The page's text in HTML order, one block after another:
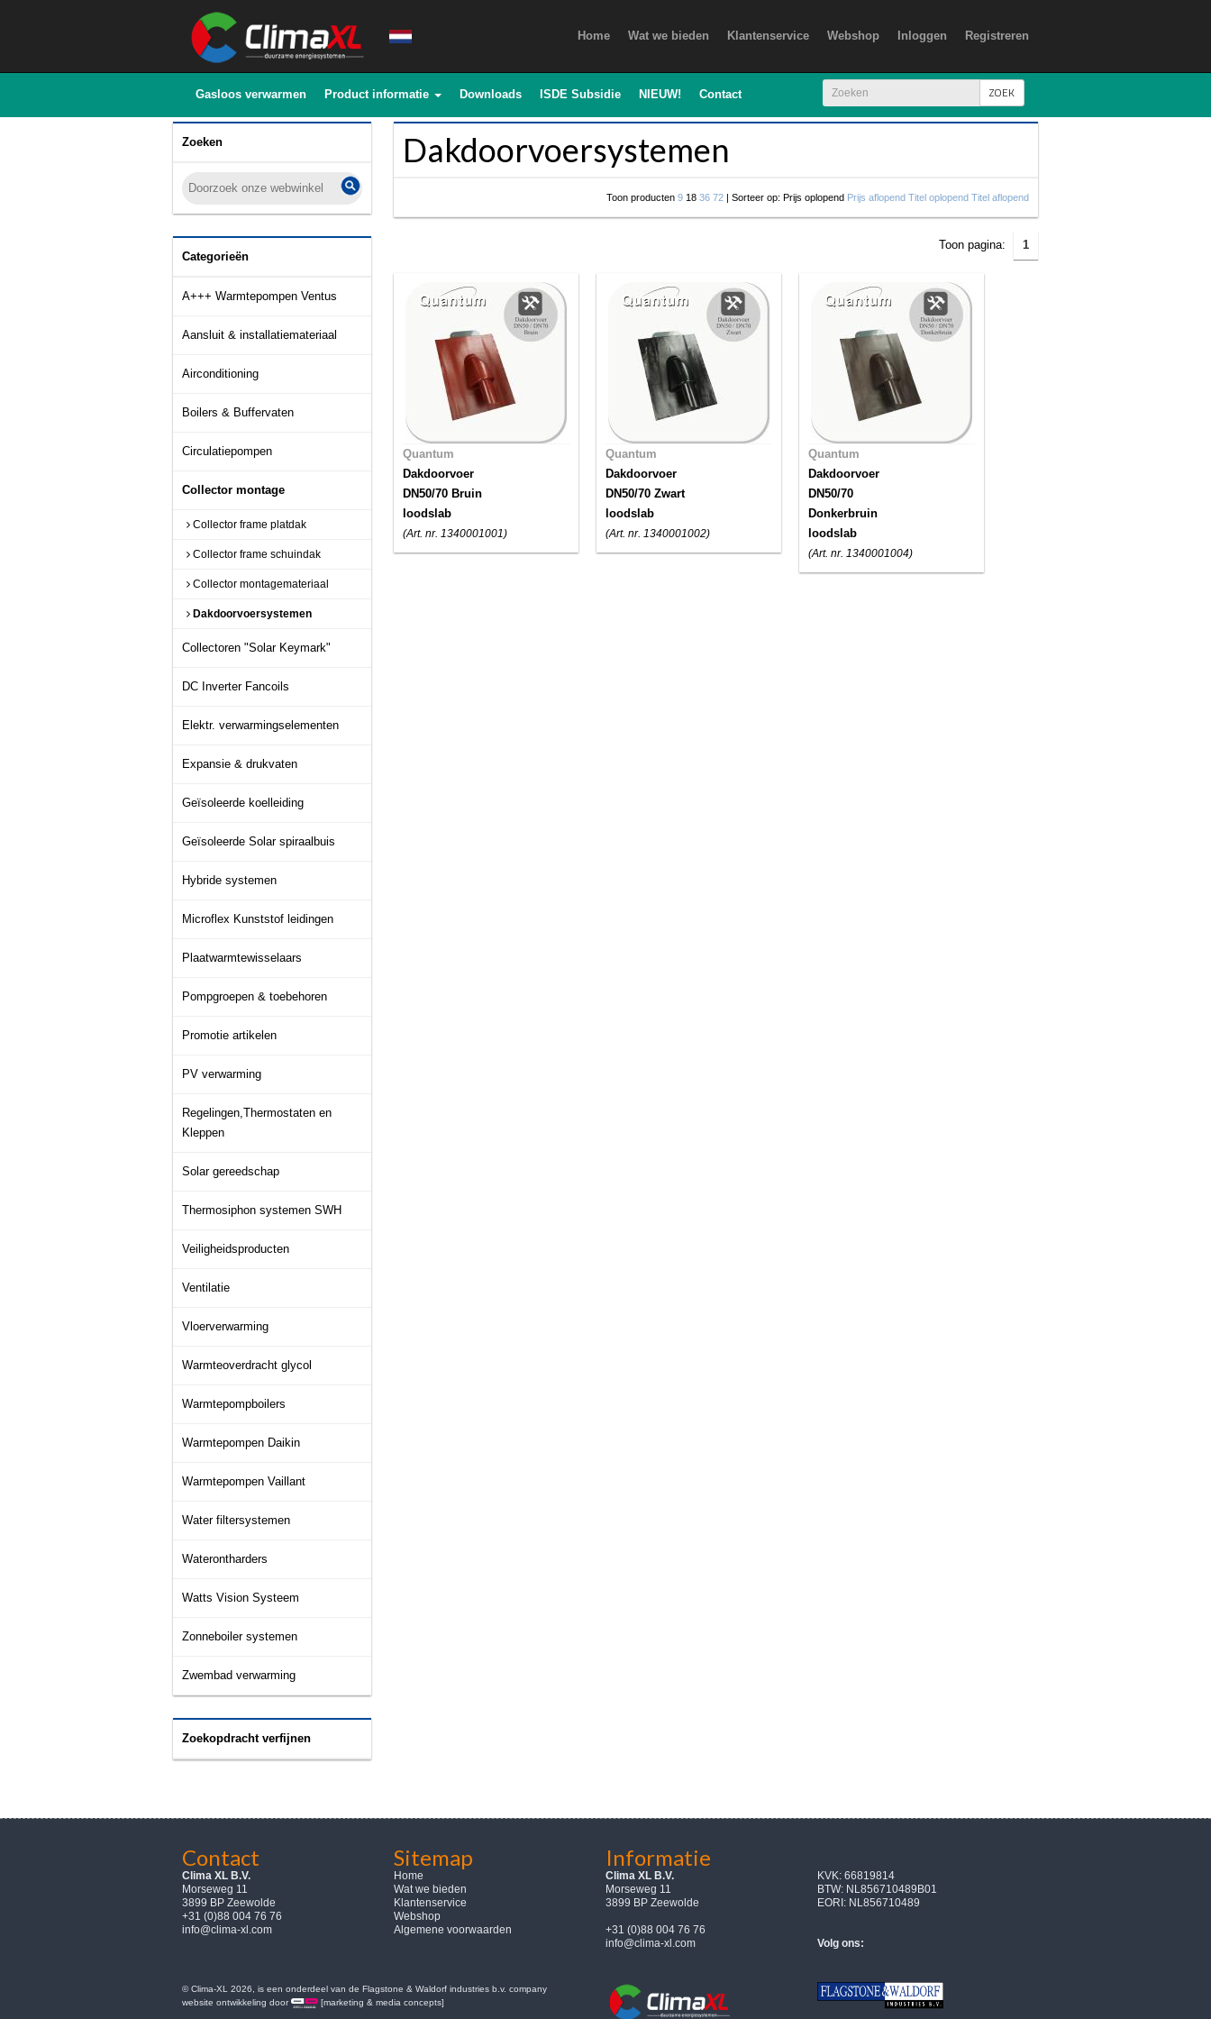
Home Wat we bieden Klantenservice Webshop Inloggen Registreren
Gasloos verwarmen Product informatie Downloads ISDE Subsidie NIEUW! Contact ZOEK
Zoeken
Categorieën
A+++ Warmtepompen Ventus
Aansluit & installatiemateriaal
Airconditioning
Boilers & Buffervaten
Circulatiepompen
Collector montage
Collector frame platdak
Collector frame schuindak
Collector montagemateriaal
Dakdoorvoersystemen
Collectoren "Solar Keymark"
DC Inverter Fancoils
Elektr. verwarmingselementen
Expansie & drukvaten
Geïsoleerde koelleiding
Geïsoleerde Solar spiraalbuis
Hybride systemen
Microflex Kunststof leidingen
Plaatwarmtewisselaars
Pompgroepen & toebehoren
Promotie artikelen
PV verwarming
Regelingen,Thermostaten en
Kleppen
Solar gereedschap
Thermosiphon systemen SWH
Veiligheidsproducten
Ventilatie
Vloerverwarming
Warmteoverdracht glycol
Warmtepompboilers
Warmtepompen Daikin
Warmtepompen Vaillant
Water filtersystemen
Waterontharders
Watts Vision Systeem
Zonneboiler systemen
Zwembad verwarming
Zoekopdracht verfijnen
Dakdoorvoersystemen
Toon producten 9 18 36 72 | Sorteer op: Prijs oplopend Prijs aflopend Titel oplopend Titel aflopend
Toon pagina: 1
Quantum
Dakdoorvoer
DN50/70 Bruin
loodslab
(Art. nr. 1340001001)
Quantum
Dakdoorvoer
DN50/70 Zwart
loodslab
(Art. nr. 1340001002)
Quantum
Dakdoorvoer
DN50/70
Donkerbruin
loodslab
(Art. nr. 1340001004)
Contact
Clima XL B.V.
Morseweg 11
3899 BP Zeewolde
+31 (0)88 004 76 76
info@clima-xl.com
Sitemap
Home
Wat we bieden
Klantenservice
Webshop
Algemene voorwaarden
Informatie
Clima XL B.V.
Morseweg 11
3899 BP Zeewolde
+31 (0)88 004 76 76
info@clima-xl.com
KVK: 66819814
BTW: NL856710489B01
EORI: NL856710489
Volg ons:
© Clima-XL 2026, is een onderdeel van de Flagstone & Waldorf industries b.v. company
website ontwikkeling door
[marketing & media concepts]